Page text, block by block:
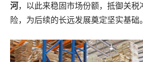
河，以此来稳固市场份额，抵御关税
险，为后续的长远发展奠定坚实基础。